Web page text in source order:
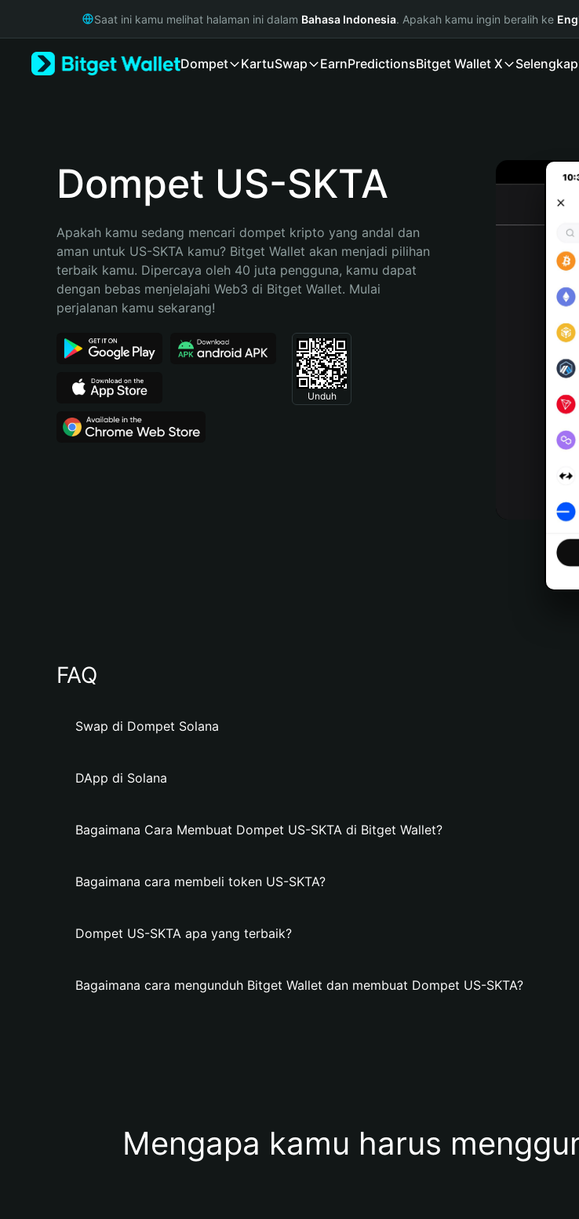
Русский
Bahasa Indonesia
Español (Argentina)
Saat ini kamu melihat halaman ini dalam Bahasa Indonesia. Apakah kamu ingin beralih ke
Dompet KartuSwap EarnPredictionsBitget Wallet X
Dompet US-SKTA
Apakah kamu sedang mencari dompet kripto yang andal dan
aman untuk US-SKTA kamu? Bitget Wallet akan menjadi pilihan
terbaik kamu. Dipercaya oleh 40 juta pengguna, kamu dapat
dengan bebas menjelajahi Web3 di Bitget Wallet. Mulai
perjalanan kamu sekarang!
Unduh
FAQ
Swap di Dompet Solana
DApp di Solana
Bagaimana Cara Membuat Dompet US-SKTA di Bitget Wallet?
Bagaimana cara membeli token US-SKTA?
Dompet US-SKTA apa yang terbaik?
Bagaimana cara mengunduh Bitget Wallet dan membuat Dompet US-SKTA?
Mengapa kamu harus